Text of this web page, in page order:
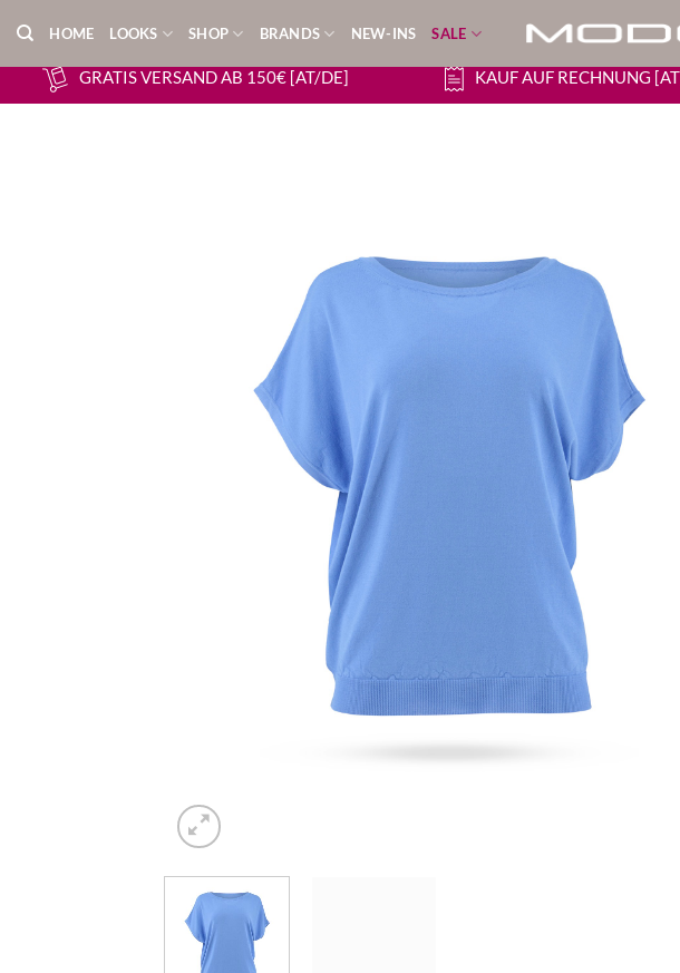
Inhalt
springen
HOME LOOKS SHOP BRANDS NEW-INS SALE
GRATIS VERSAND AB 150€ [AT/DE] KAUF AUF RECHNUNG